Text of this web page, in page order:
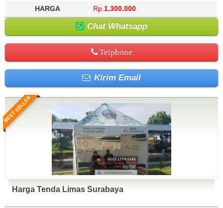
HARGA Rp. 1.300.000
Chat Whatsapp
Telphone
Kirim Email
BEST SELLER
Harga Tenda Limas Surabaya